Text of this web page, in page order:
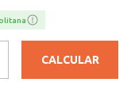
em puro bem-
2,60m x
CALCULAR